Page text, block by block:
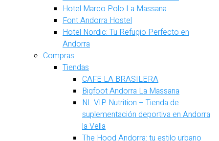
Hotel Marco Polo La Massana
Font Andorra Hostel
Hotel Nordic: Tu Refugio Perfecto en
Andorra
Compras
Tiendas
CAFE LA BRASILERA
Bigfoot Andorra La Massana
NL VIP Nutrition – Tienda de
suplementación deportiva en Andorra
la Vella
The Hood Andorra: tu estilo urbano